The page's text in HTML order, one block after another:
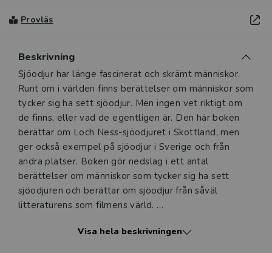
Provläs
Beskrivning
Beskrivning
Sjöodjur har länge fascinerat och skrämt människor.
Runt om i världen finns berättelser om människor som
tycker sig ha sett sjöodjur. Men ingen vet riktigt om
de finns, eller vad de egentligen är. Den här boken
berättar om Loch Ness-sjöodjuret i Skottland, men
ger också exempel på sjöodjur i Sverige och från
andra platser. Boken gör nedslag i ett antal
berättelser om människor som tycker sig ha sett
sjöodjuren och berättar om sjöodjur från såväl
litteraturens som filmens värld.
Nypons lättlästa faktaböcker är framtagna för de
Visa hela beskrivningen